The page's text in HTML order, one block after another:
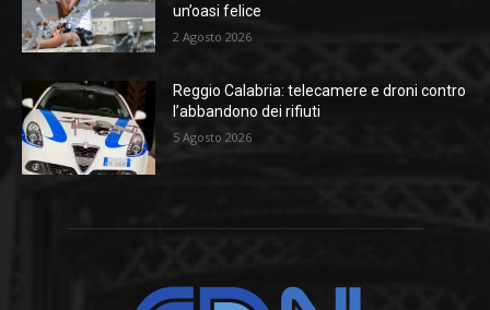
un’oasi felice
2 Agosto 2026
Reggio Calabria: telecamere e droni contro
l’abbandono dei rifiuti
5 Agosto 2026